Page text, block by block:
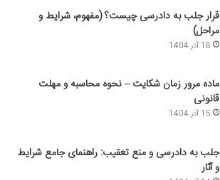
قرار جلب به دادرسی چیست؟ (مفهوم، شرایط و
مراحل)
18 آذر 1404
ماده مرور زمان شکایت – نحوه محاسبه و مهلت
قانونی
15 آذر 1404
جلب به دادرسی و منع تعقیب: راهنمای جامع شرایط
و آثار